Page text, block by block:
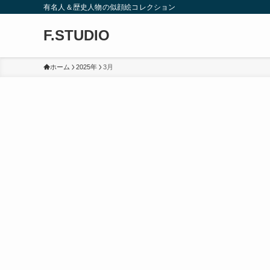
有名人＆歴史人物の似顔絵コレクション
F.STUDIO
ホーム 2025年 3月